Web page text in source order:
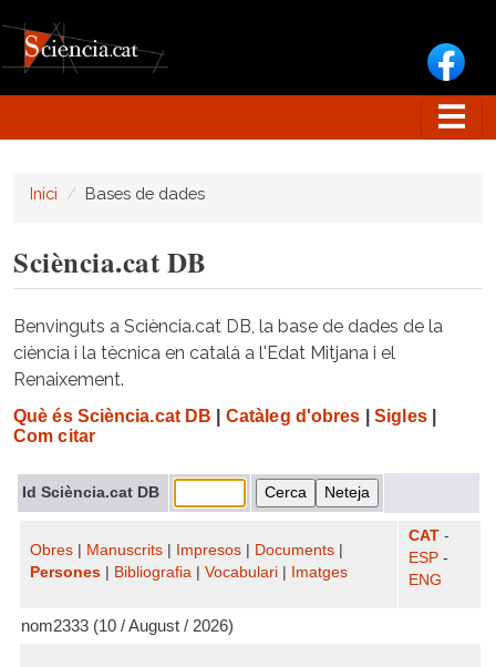
Inici Bases de dades
Sciència.cat DB
Benvinguts a Sciència.cat DB, la base de dades de la
ciència i la tècnica en català a l'Edat Mitjana i el
Renaixement.
Què és Sciència.cat DB Catàleg d'obres Sigles|
Com citar
Id Sciència.cat DB
Obres Manuscrits Impresos Documents
Persones
Bibliografia Vocabulari Imatges
CAT -
ESP -
ENG
nom2333 (10 / August / 2026)